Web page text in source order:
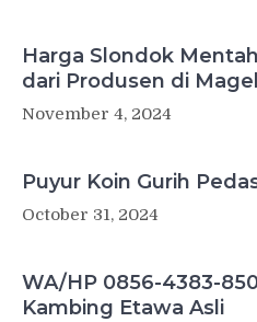
Harga Slondok
dari Produsen di
November 4, 2024
Puyur Koin Gurih
October 31, 2024
WA/HP 0856-4383-
Kambing Etawa Asli